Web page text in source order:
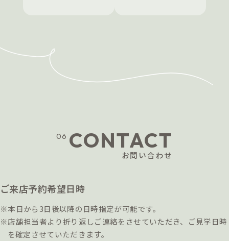
LIXILが厳選したアイテムがお得に購入可能
06 CONTACT
お問い合わせ
ご来店予約希望日時
※本日から3日後以降の日時指定が可能です。
※店舗担当者より折り返しご連絡をさせていただき、ご見学日時
を確定させていただきます。